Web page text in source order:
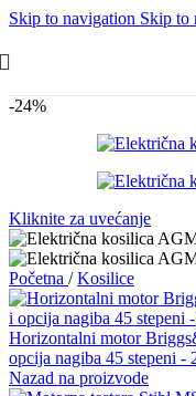
Skip to navigation Skip to
-24%
Kliknite za uvećanje
Početna / Kosilice
Horizontalni motor
opcija nagiba 45 stepeni -
Nazad na proizvode